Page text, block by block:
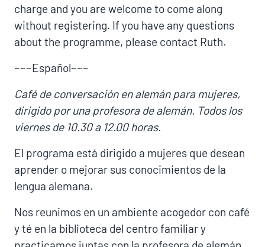
charge and you are welcome to come along
without registering. If you have any questions
about the programme, please contact Ruth.
~~~Español~~~
Café de conversación en alemán para mujeres,
dirigido por una profesora de alemán. Todos los
viernes de 10.30 a 12.00 horas.
El programa está dirigido a mujeres que desean
aprender o mejorar sus conocimientos de la
lengua alemana.
Nos reunimos en un ambiente acogedor con café
y té en la biblioteca del centro familiar y